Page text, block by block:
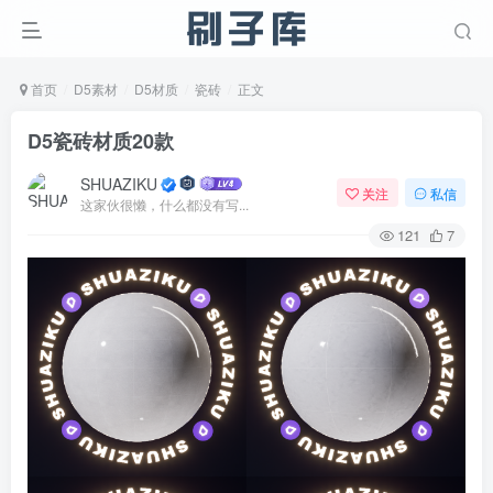
首页 D5素材 D5材质 瓷砖 正文
D5瓷砖材质20款
SHUAZIKU
这家伙很懒，什么都没有写...
关注 私信
121 7